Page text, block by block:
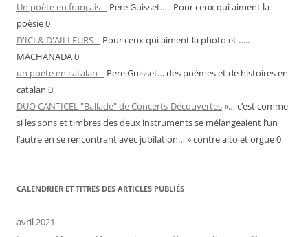
Un poète en français – Pere Guisset….. Pour ceux qui aiment la
poèsie 0
D'ICI & D'AILLEURS – Pour ceux qui aiment la photo et …..
MACHANADA 0
un poète en catalan – Pere Guisset… des poèmes et de histoires en
catalan 0
DUO CANTICEL "Ballade" de Concerts-Découvertes«… c’est comme
si les sons et timbres des deux instruments se mélangeaient l’un
l’autre en se rencontrant avec jubilation… » contre alto et orgue 0
CALENDRIER ET TITRES DES ARTICLES PUBLIÉS
avril 2021